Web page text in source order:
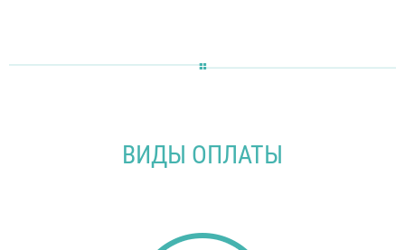
ВИДЫ ОПЛАТЫ